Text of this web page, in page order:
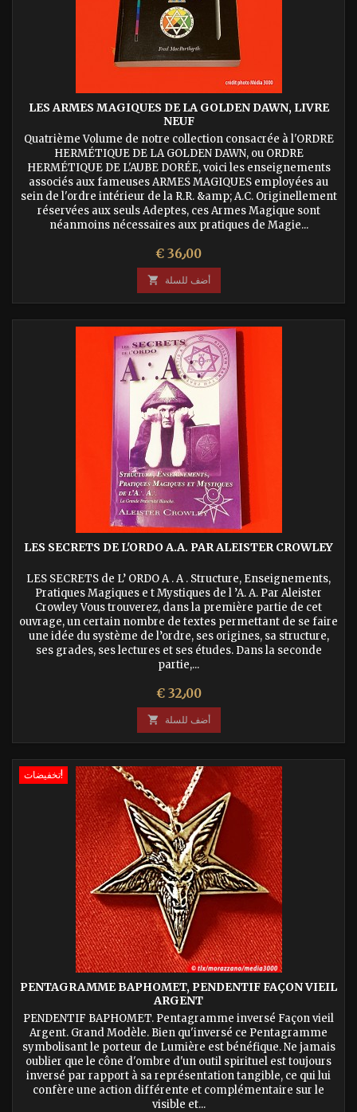
LES ARMES MAGIQUES DE LA GOLDEN DAWN, LIVRE
NEUF
Quatrième Volume de notre collection consacrée à l'ORDRE
HERMÉTIQUE DE LA GOLDEN DAWN, ou ORDRE
HERMÉTIQUE DE L'AUBE DORÉE, voici les enseignements
associés aux fameuses ARMES MAGIQUES employées au
sein de l'ordre intérieur de la R.R. &amp; A.C. Originellement
réservées aux seuls Adeptes, ces Armes Magique sont
néanmoins nécessaires aux pratiques de Magie...
السعر€ 36٫00
 أضف للسلة
LES SECRETS DE L'ORDO A.A. PAR ALEISTER CROWLEY
LES SECRETS de L’ ORDO A . A . Structure, Enseignements,
Pratiques Magiques e t Mystiques de l ’A. A. Par Aleister
Crowley Vous trouverez, dans la première partie de cet
ouvrage, un certain nombre de textes permettant de se faire
une idée du système de l’ordre, ses origines, sa structure,
ses grades, ses lectures et ses études. Dans la seconde
partie,...
السعر€ 32٫00
 أضف للسلة
تخفيضات!
PENTAGRAMME BAPHOMET, PENDENTIF FAÇON VIEIL
ARGENT
PENDENTIF BAPHOMET. Pentagramme inversé Façon vieil
Argent. Grand Modèle. Bien qu'inversé ce Pentagramme
symbolisant le porteur de Lumière est bénéfique. Ne jamais
oublier que le cône d'ombre d'un outil spirituel est toujours
inversé par rapport à sa représentation tangible, ce qui lui
confère une action différente et complémentaire sur le
visible et...